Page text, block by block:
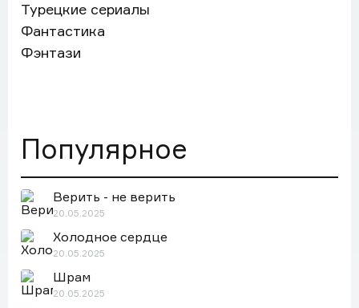
Турецкие сериалы
Фантастика
Фэнтази
Популярное
Верить - не верить
20.05.2025
Холодное сердце
20.05.2025
Шрам
20.05.2025